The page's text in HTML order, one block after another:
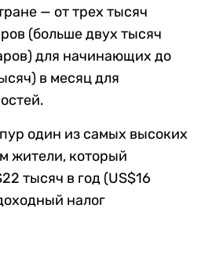
— от трех тысяч
(больше двух тысяч
для начинающих до
в месяц для
один из самых высоких
жители, который
тысяч в год (US$16
налог